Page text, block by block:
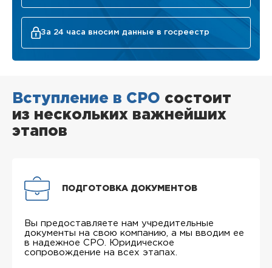
За 24 часа вносим данные в госреестр
Вступление в СРО состоит
из нескольких важнейших
этапов
ПОДГОТОВКА ДОКУМЕНТОВ
Вы предоставляете нам учредительные
документы на свою компанию, а мы вводим ее
в надежное СРО. Юридическое
сопровождение на всех этапах.